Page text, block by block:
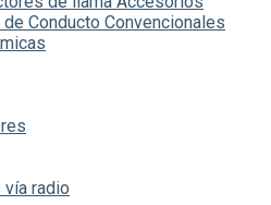
Conducto Convencionales
radio